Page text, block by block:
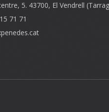
5. 43700, El Vendrell
71 71